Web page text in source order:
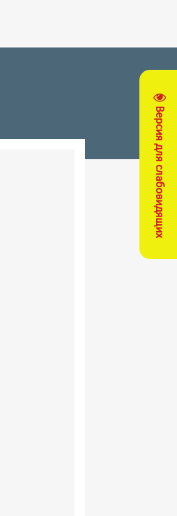
Версия для слабовидящих